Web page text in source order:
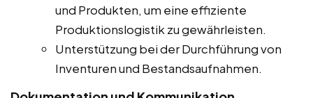
und Produkten, um eine effiziente
Produktionslogistik zu gewährleisten.
Unterstützung bei der Durchführung von
Inventuren und Bestandsaufnahmen.